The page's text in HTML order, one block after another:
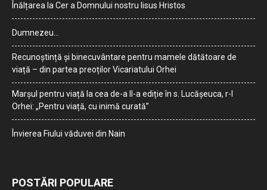
Înălțarea la Cer a Domnului nostru Iisus Hristos
Dumnezeu…
Recunoștință și binecuvântare pentru mamele dătătoare de
viață – din partea preoților Vicariatului Orhei
Marșul pentru viață la cea de-a II-a ediție în s. Lucășeuca, r-l
Orhei: „Pentru viață, cu inimă curată”
Învierea Fiului văduvei din Nain
POSTĂRI POPULARE